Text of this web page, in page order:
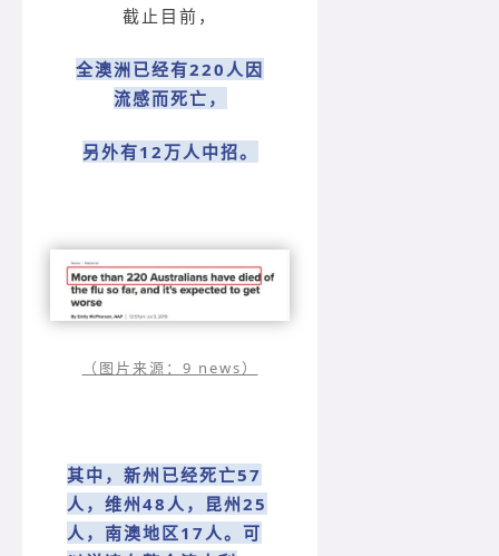
截止目前，
全澳洲已经有220人因
流感而死亡，
另外有12万人中招。
（图片来源：9 news）
其中，新州已经死亡57
人，维州48人，昆州25
人，南澳地区17人。可